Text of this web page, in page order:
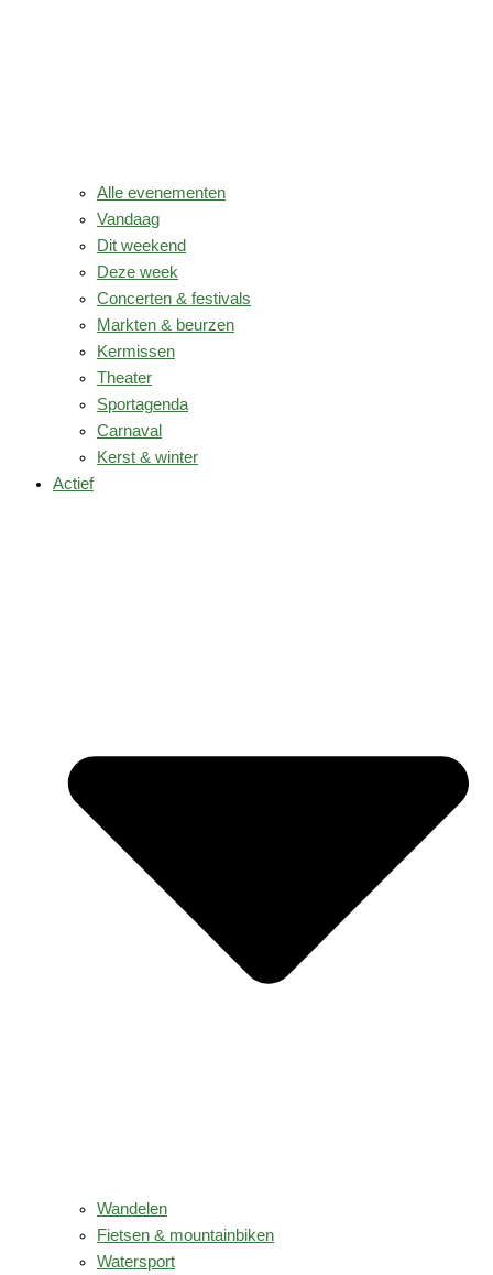
Alle evenementen
Vandaag
Dit weekend
Deze week
Concerten & festivals
Markten & beurzen
Kermissen
Theater
Sportagenda
Carnaval
Kerst & winter
Actief
Wandelen
Fietsen & mountainbiken
Watersport